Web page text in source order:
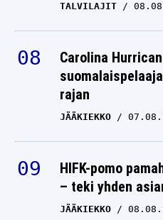
TALVILAJIT
Carolina
rajan
JÄÄKIEKKO
HIFK-pomo
– teki yhden
JÄÄKIEKKO